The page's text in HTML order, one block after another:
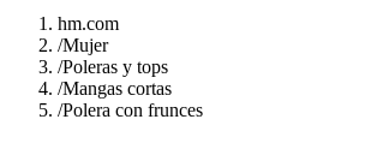
hm.com
/Mujer
/Poleras y tops
/Mangas cortas
/Polera con frunces